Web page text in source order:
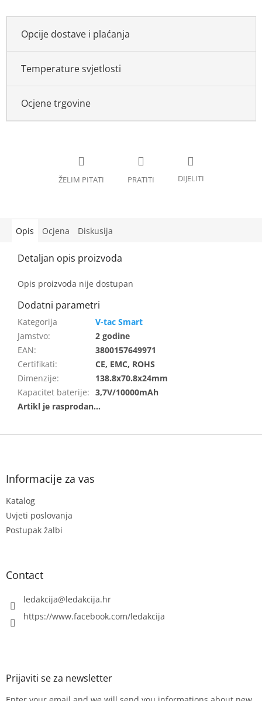
Opcije dostave i plaćanja
Temperature svjetlosti
Ocjene trgovine
Opis Ocjena Diskusija
Opis proizvoda nije dostupan
V-tac Smart
Jamstvo:
2 godine
EAN:
3800157649971
Certifikati:
CE, EMC, ROHS
Dimenzije:
138.8x70.8x24mm
Kapacitet baterije: 3,7V/10000mAh
F
Informacije za vas
Katalog
Uvjeti poslovanja
Postupak žalbi
Contact
ledakcija@ledakcija.hr
https://www.facebook.com/ledakcija